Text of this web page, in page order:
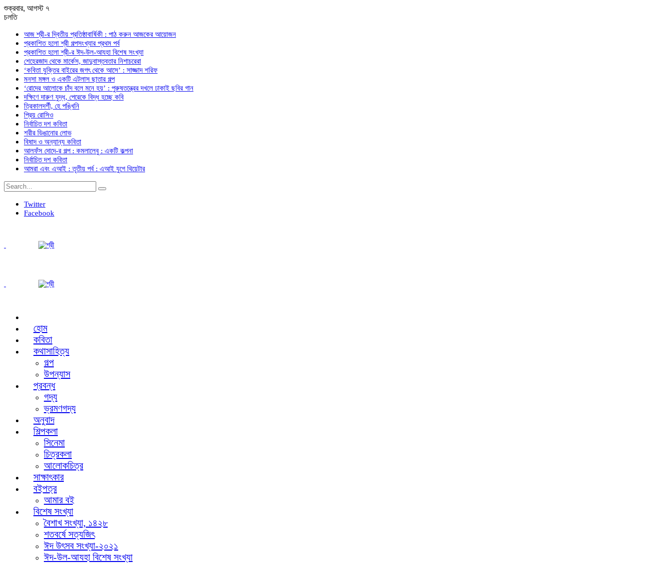
শুক্রবার, আগস্ট ৭
চলতি
আজ শ্রী-র দ্বিতীয় প্রতিষ্ঠাবার্ষিকী : পাঠ করুন আজকের আয়োজন
প্রকাশিত হলো শ্রী গল্পসংখ্যার প্রথম পর্ব
প্রকাশিত হলো শ্রী-র ঈদ-উল-আযহা বিশেষ সংখ্যা
শেহেরজাদ থেকে মার্কেস, জাদুবাস্তবতার নিশাচরেরা
‘কবিতা যুক্তির বাইরের জগৎ থেকে আসে’ : সাজ্জাদ শরিফ
মনসা মঙ্গল ও একটি এটলাস ছাতার গল্প
‘রোদের আলোকে চাঁদ বলে মনে হয়’ : পুরুষতন্ত্রের দখলে ঢাকাই ছবির গান
দক্ষিণে দারুণ যুদ্ধ, পেরেকে বিদ্ধ হচ্ছে কবি
ত্রিকালদর্শী, হে পঙ্খিনি
প্রিয় রোসিও
নির্বাচিত দশ কবিতা
শরীর ডিঙানোর লোভ
বিষাদ ও অন্যান্য কবিতা
আলফঁস দোদে-র গল্প : কমলালেবু : একটি কল্পনা
নির্বাচিত দশ কবিতা
আমরা এবং এআই : তৃতীয় পর্ব : এআই যুগে থিয়েটার
Twitter
Facebook
হোম
কবিতা
কথাসাহিত্য
গল্প
উপন্যাস
প্রবন্ধ
গদ্য
ভ্রমণগদ্য
অনুবাদ
শিল্পকলা
সিনেমা
চিত্রকলা
আলোকচিত্র
সাক্ষাৎকার
বইপত্র
আমার বই
বিশেষ সংখ্যা
বৈশাখ সংখ্যা, ১৪২৮
শতবর্ষে সত্যজিৎ
ঈদ উৎসব সংখ্যা-২০২১
ঈদ-উল-আযহা বিশেষ সংখ্যা